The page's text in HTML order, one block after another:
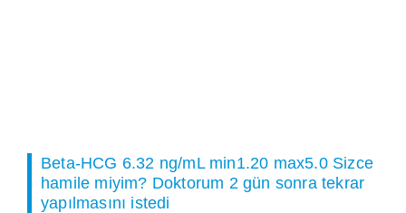
Beta-HCG 6.32 ng/mL min1.20 max5.0 Sizce
hamile miyim? Doktorum 2 gün sonra tekrar
yapılmasını istedi